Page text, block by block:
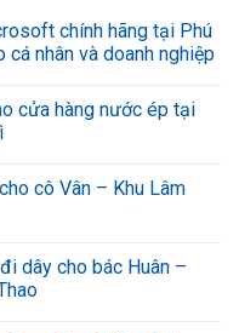
chính hãng tại Phú
nhân và doanh nghiệp
cửa hàng nước ép tại
cô Vân – Khu Lâm
dây cho bác Huân –